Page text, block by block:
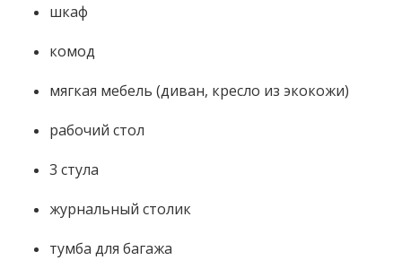
шкаф
комод
мягкая мебель (диван, кресло из экокожи)
рабочий стол
3 стула
журнальный столик
тумба для багажа